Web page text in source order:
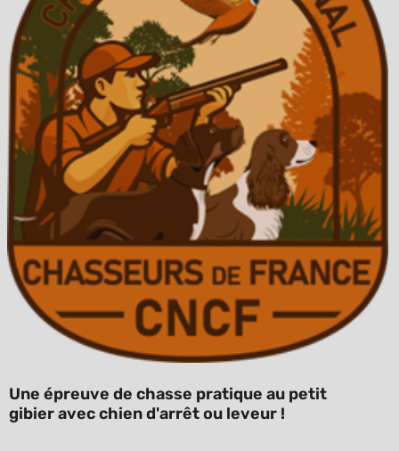
Une épreuve de chasse pratique au petit
gibier avec chien d'arrêt ou leveur !